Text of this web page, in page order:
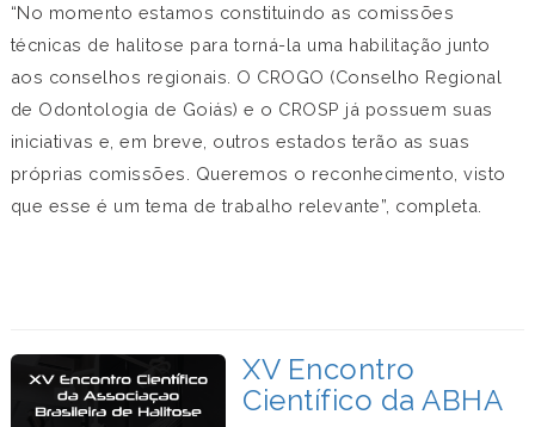
“No momento estamos constituindo as comissões
técnicas de halitose para torná-la uma habilitação junto
aos conselhos regionais. O CROGO (Conselho Regional
de Odontologia de Goiás) e o CROSP já possuem suas
iniciativas e, em breve, outros estados terão as suas
próprias comissões. Queremos o reconhecimento, visto
que esse é um tema de trabalho relevante”, completa.
XV Encontro
Científico da ABHA